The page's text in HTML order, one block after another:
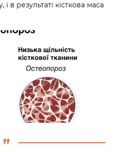
в результаті кісткова маса